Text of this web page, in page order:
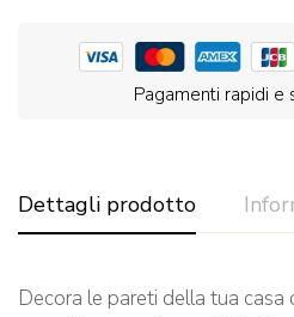
Pagamenti rapidi e
Dettagli prodotto
Decora le pareti della tua casa